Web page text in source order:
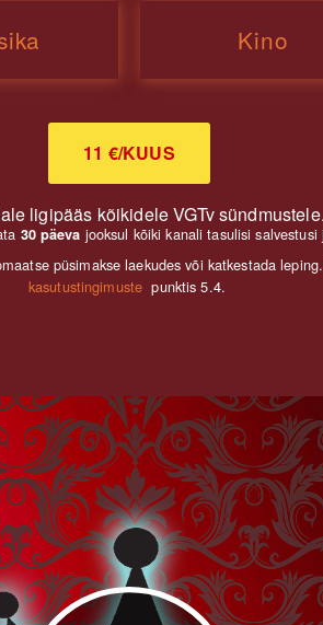
Kino
11 €/KUUS
ligipääs kõikidele VGTv sündmustele.
30 päeva jooksul kõiki kanali tasulisi
püsimakse laekudes või katkestada
kasutustingimuste punktis 5.4.